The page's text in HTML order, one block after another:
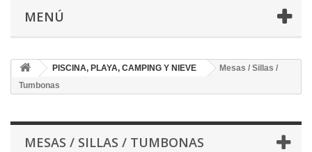
MENÚ
PISCINA, PLAYA, CAMPING Y NIEVE
Mesas / Sillas /
Tumbonas
MESAS / SILLAS / TUMBONAS